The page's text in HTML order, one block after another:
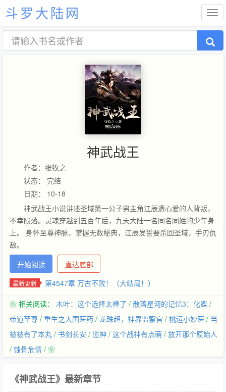
斗罗大陆网
神武战王
作者：张牧之
状态： 完结
日期： 10-18
神武战王小说讲述圣域第一公子男主角江辰遭心爱的人背叛，
不幸陨落。灵魂穿越到五百年后，九天大陆一名同名同姓的少年身
上。 身怀至尊神脉，掌握无数秘典，江辰发誓要杀回圣域，手刃仇
敌。
开始阅读
直达底部
最新更新 第4547章 万古不败！（大结局！）
❀ 相关阅读： 木叶：这个选择太棒了 / 散落星河的记忆3：化蝶 /
帝道至尊 / 重生之大国医药 / 龙珠超，神界监察官 / 桃运小妙医 / 当
被被有了本丸 / 书剑长安 / 道神 / 这个战神有点萌 / 放开那个原始人
/ 蚀骨危情 / ❀
《神武战王》最新章节